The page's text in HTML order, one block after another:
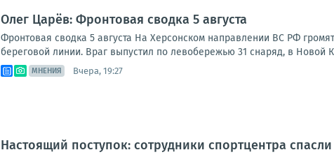
Олег Царёв: Фронтовая сводка 5 августа
Фронтовая сводка 5 августа На Херсонском направлении ВС РФ
береговой линии. Враг выпустил по левобережью 31 снаряд, в Новой
МНЕНИЯ Вчера, 19:27
Настоящий поступок: сотрудники спортцентра